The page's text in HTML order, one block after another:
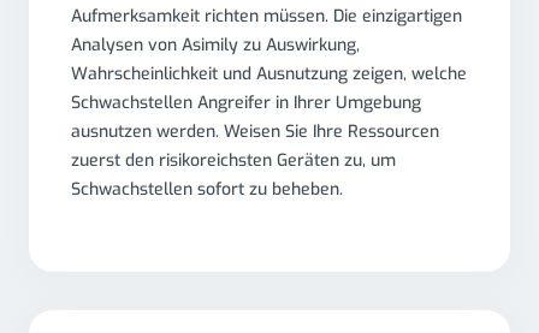
Aufmerksamkeit richten müssen. Die einzigartigen
Analysen von Asimily zu Auswirkung,
Wahrscheinlichkeit und Ausnutzung zeigen, welche
Schwachstellen Angreifer in Ihrer Umgebung
ausnutzen werden. Weisen Sie Ihre Ressourcen
zuerst den risikoreichsten Geräten zu, um
Schwachstellen sofort zu beheben.